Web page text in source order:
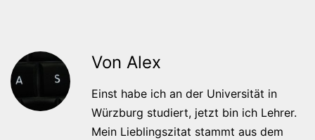
Von Alex
Einst habe ich an der Universität in
Würzburg studiert, jetzt bin ich Lehrer.
Mein Lieblingszitat stammt aus dem